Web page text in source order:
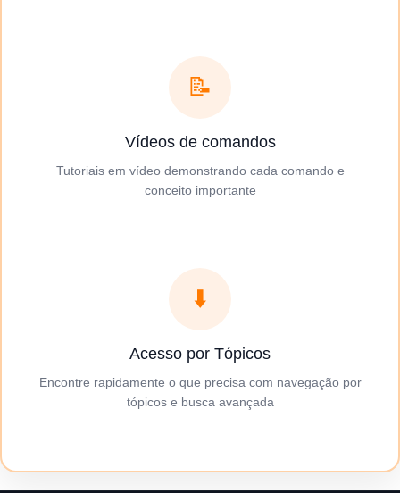
📝
Vídeos de comandos
Tutoriais em vídeo demonstrando cada comando e
conceito importante
⬇️
Acesso por Tópicos
Encontre rapidamente o que precisa com navegação por
tópicos e busca avançada